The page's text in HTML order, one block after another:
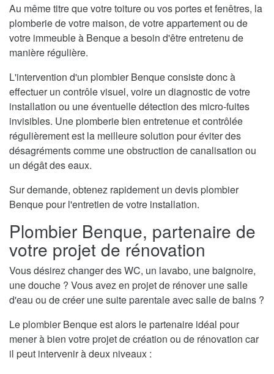
Au même titre que votre toiture ou vos portes et fenêtres, la
plomberie de votre maison, de votre appartement ou de
votre immeuble à Benque a besoin d'être entretenu de
manière régulière.
L'intervention d'un plombier Benque consiste donc à
effectuer un contrôle visuel, voire un diagnostic de votre
installation ou une éventuelle détection des micro-fuites
invisibles. Une plomberie bien entretenue et contrôlée
régulièrement est la meilleure solution pour éviter des
désagréments comme une obstruction de canalisation ou
un dégât des eaux.
Sur demande, obtenez rapidement un devis plombier
Benque pour l'entretien de votre installation.
Plombier Benque, partenaire de
votre projet de rénovation
Vous désirez changer des WC, un lavabo, une baignoire,
une douche ? Vous avez en projet de rénover une salle
d'eau ou de créer une suite parentale avec salle de bains ?
Le plombier Benque est alors le partenaire idéal pour
mener à bien votre projet de création ou de rénovation car
il peut intervenir à deux niveaux :